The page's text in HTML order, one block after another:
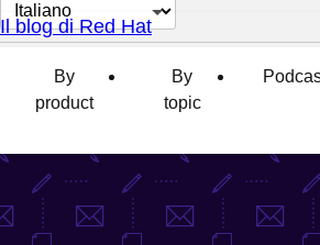
Cambia
lingua
Il blog di Red Hat
By
product
By
topic